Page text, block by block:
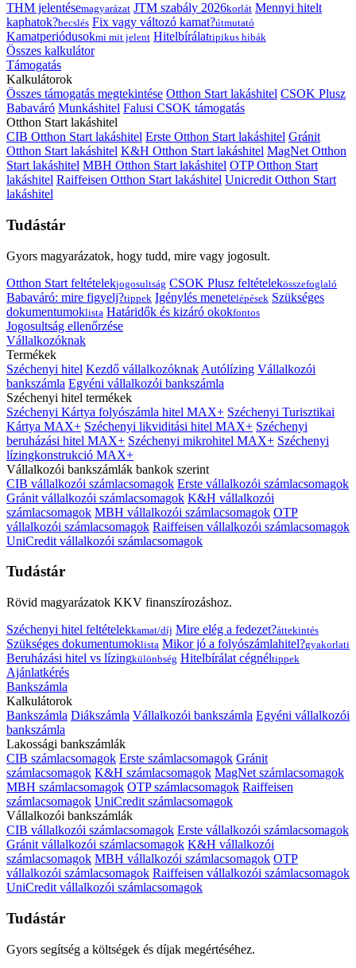
THM jelentésemagyarázat JTM szabály 2026korlát Mennyi hitelt
kaphatok?becslés Fix vagy változó kamat?útmutató
Kamatperiódusokmi mit jelent Hitelbírálattipikus hibák
Összes kalkulátor
Támogatás
Kalkulátorok
Összes támogatás megtekintése Otthon Start lakáshitel CSOK Plusz
Babaváró Munkáshitel Falusi CSOK támogatás
Otthon Start lakáshitel
CIB Otthon Start lakáshitel Erste Otthon Start lakáshitel Gránit
Otthon Start lakáshitel K&H Otthon Start lakáshitel MagNet Otthon
Start lakáshitel MBH Otthon Start lakáshitel OTP Otthon Start
lakáshitel Raiffeisen Otthon Start lakáshitel Unicredit Otthon Start
lakáshitel
Tudástár
Gyors magyarázatok, hogy tudd, mire vagy jogosult.
Otthon Start feltételekjogosultság CSOK Plusz feltételekösszefoglaló
Babaváró: mire figyelj?tippek Igénylés menetelépések Szükséges
dokumentumoklista Határidők és kizáró okokfontos
Jogosultság ellenőrzése
Vállalkozóknak
Termékek
Széchenyi hitel Kezdő vállalkozóknak Autólízing Vállalkozói
bankszámla Egyéni vállalkozói bankszámla
Széchenyi hitel termékek
Széchenyi Kártya folyószámla hitel MAX+ Széchenyi Turisztikai
Kártya MAX+ Széchenyi likviditási hitel MAX+ Széchenyi
beruházási hitel MAX+ Széchenyi mikrohitel MAX+ Széchenyi
lízingkonstrukció MAX+
Vállalkozói bankszámlák bankok szerint
CIB vállalkozói számlacsomagok Erste vállalkozói számlacsomagok
Gránit vállalkozói számlacsomagok K&H vállalkozói
számlacsomagok MBH vállalkozói számlacsomagok OTP
vállalkozói számlacsomagok Raiffeisen vállalkozói számlacsomagok
UniCredit vállalkozói számlacsomagok
Tudástár
Rövid magyarázatok KKV finanszírozáshoz.
Széchenyi hitel feltételekkamat/díj Mire elég a fedezet?áttekintés
Szükséges dokumentumoklista Mikor jó a folyószámlahitel?gyakorlati
Beruházási hitel vs lízingkülönbség Hitelbírálat cégnéltippek
Ajánlatkérés
Bankszámla
Kalkulátorok
Bankszámla Diákszámla Vállalkozói bankszámla Egyéni vállalkozói
bankszámla
Lakossági bankszámlák
CIB számlacsomagok Erste számlacsomagok Gránit
számlacsomagok K&H számlacsomagok MagNet számlacsomagok
MBH számlacsomagok OTP számlacsomagok Raiffeisen
számlacsomagok UniCredit számlacsomagok
Vállalkozói bankszámlák
CIB vállalkozói számlacsomagok Erste vállalkozói számlacsomagok
Gránit vállalkozói számlacsomagok K&H vállalkozói
számlacsomagok MBH vállalkozói számlacsomagok OTP
vállalkozói számlacsomagok Raiffeisen vállalkozói számlacsomagok
UniCredit vállalkozói számlacsomagok
Tudástár
Gyors segítség a költségek és díjak megértéséhez.